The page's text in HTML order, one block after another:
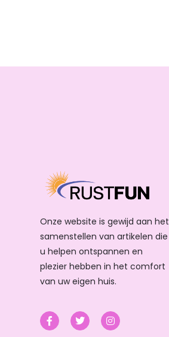
Onze website is gewijd aan het
samenstellen van artikelen die
u helpen ontspannen en
plezier hebben in het comfort
van uw eigen huis.